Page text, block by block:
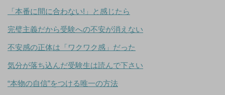
「本番に間に合わない!」と感じたら
完璧主義だから受験への不安が消えない
不安感の正体は「ワクワク感」だった
気分が落ち込んだ受験生は読んで下さい
“本物の自信”をつける唯一の方法